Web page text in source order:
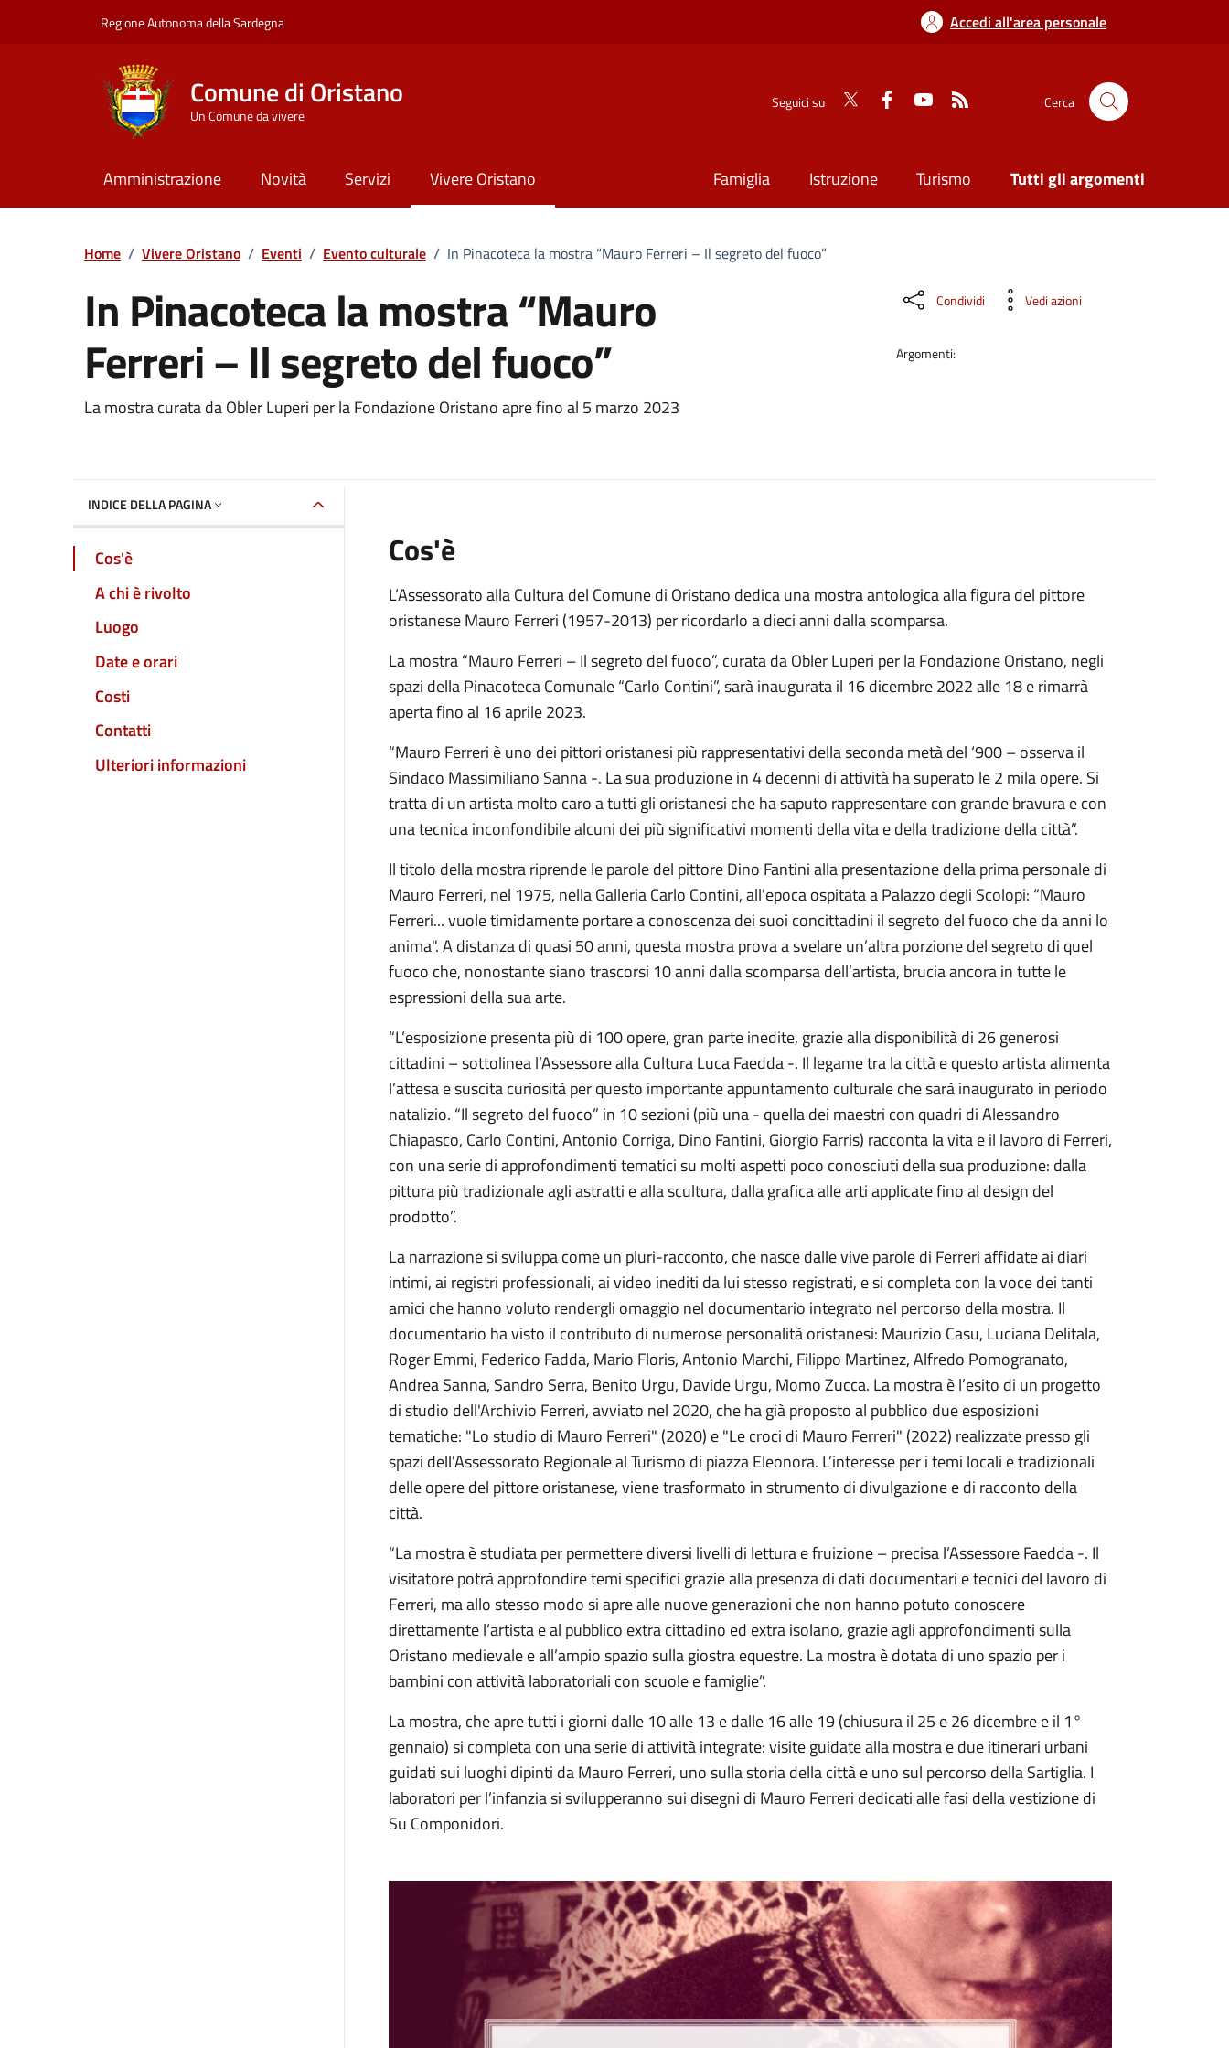
Regione Autonoma della Sardegna Accedi all'area personale
Comune di Oristano
Un Comune da vivere
Seguici su Cerca
Amministrazione Novità Servizi Vivere Oristano Famiglia Istruzione Turismo Tutti gli argomenti
Home / Vivere Oristano / Eventi / Evento culturale / In Pinacoteca la mostra “Mauro Ferreri – Il segreto del fuoco”
In Pinacoteca la mostra “Mauro
Ferreri – Il segreto del fuoco”
Dettaglio dell'evento
La mostra curata da Obler Luperi per la Fondazione Oristano apre fino al 5 marzo 2023
Condividi Vedi azioni
Argomenti:
INDICE DELLA PAGINA
Cos'è
A chi è rivolto
Luogo
Date e orari
Costi
Contatti
Ulteriori informazioni
Cos'è
L’Assessorato alla Cultura del Comune di Oristano dedica una mostra antologica alla figura del pittore
oristanese Mauro Ferreri (1957-2013) per ricordarlo a dieci anni dalla scomparsa.
La mostra “Mauro Ferreri – Il segreto del fuoco”, curata da Obler Luperi per la Fondazione Oristano, negli
spazi della Pinacoteca Comunale “Carlo Contini”, sarà inaugurata il 16 dicembre 2022 alle 18 e rimarrà
aperta fino al 16 aprile 2023.
“Mauro Ferreri è uno dei pittori oristanesi più rappresentativi della seconda metà del ‘900 – osserva il
Sindaco Massimiliano Sanna -. La sua produzione in 4 decenni di attività ha superato le 2 mila opere. Si
tratta di un artista molto caro a tutti gli oristanesi che ha saputo rappresentare con grande bravura e con
una tecnica inconfondibile alcuni dei più significativi momenti della vita e della tradizione della città”.
Il titolo della mostra riprende le parole del pittore Dino Fantini alla presentazione della prima personale di
Mauro Ferreri, nel 1975, nella Galleria Carlo Contini, all'epoca ospitata a Palazzo degli Scolopi: “Mauro
Ferreri... vuole timidamente portare a conoscenza dei suoi concittadini il segreto del fuoco che da anni lo
anima". A distanza di quasi 50 anni, questa mostra prova a svelare un’altra porzione del segreto di quel
fuoco che, nonostante siano trascorsi 10 anni dalla scomparsa dell’artista, brucia ancora in tutte le
espressioni della sua arte.
“L’esposizione presenta più di 100 opere, gran parte inedite, grazie alla disponibilità di 26 generosi
cittadini – sottolinea l’Assessore alla Cultura Luca Faedda -. Il legame tra la città e questo artista alimenta
l’attesa e suscita curiosità per questo importante appuntamento culturale che sarà inaugurato in periodo
natalizio. “Il segreto del fuoco” in 10 sezioni (più una - quella dei maestri con quadri di Alessandro
Chiapasco, Carlo Contini, Antonio Corriga, Dino Fantini, Giorgio Farris) racconta la vita e il lavoro di Ferreri,
con una serie di approfondimenti tematici su molti aspetti poco conosciuti della sua produzione: dalla
pittura più tradizionale agli astratti e alla scultura, dalla grafica alle arti applicate fino al design del
prodotto”.
La narrazione si sviluppa come un pluri-racconto, che nasce dalle vive parole di Ferreri affidate ai diari
intimi, ai registri professionali, ai video inediti da lui stesso registrati, e si completa con la voce dei tanti
amici che hanno voluto rendergli omaggio nel documentario integrato nel percorso della mostra. Il
documentario ha visto il contributo di numerose personalità oristanesi: Maurizio Casu, Luciana Delitala,
Roger Emmi, Federico Fadda, Mario Floris, Antonio Marchi, Filippo Martinez, Alfredo Pomogranato,
Andrea Sanna, Sandro Serra, Benito Urgu, Davide Urgu, Momo Zucca. La mostra è l’esito di un progetto
di studio dell'Archivio Ferreri, avviato nel 2020, che ha già proposto al pubblico due esposizioni
tematiche: "Lo studio di Mauro Ferreri" (2020) e "Le croci di Mauro Ferreri" (2022) realizzate presso gli
spazi dell'Assessorato Regionale al Turismo di piazza Eleonora. L’interesse per i temi locali e tradizionali
delle opere del pittore oristanese, viene trasformato in strumento di divulgazione e di racconto della
città.
“La mostra è studiata per permettere diversi livelli di lettura e fruizione – precisa l’Assessore Faedda -. Il
visitatore potrà approfondire temi specifici grazie alla presenza di dati documentari e tecnici del lavoro di
Ferreri, ma allo stesso modo si apre alle nuove generazioni che non hanno potuto conoscere
direttamente l’artista e al pubblico extra cittadino ed extra isolano, grazie agli approfondimenti sulla
Oristano medievale e all’ampio spazio sulla giostra equestre. La mostra è dotata di uno spazio per i
bambini con attività laboratoriali con scuole e famiglie”.
La mostra, che apre tutti i giorni dalle 10 alle 13 e dalle 16 alle 19 (chiusura il 25 e 26 dicembre e il 1°
gennaio) si completa con una serie di attività integrate: visite guidate alla mostra e due itinerari urbani
guidati sui luoghi dipinti da Mauro Ferreri, uno sulla storia della città e uno sul percorso della Sartiglia. I
laboratori per l’infanzia si svilupperanno sui disegni di Mauro Ferreri dedicati alle fasi della vestizione di
Su Componidori.